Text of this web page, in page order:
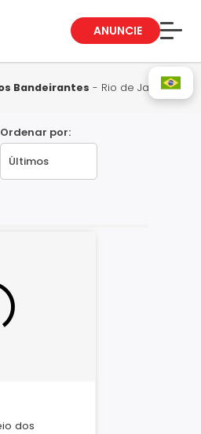
ANUNCIE
Sobre Nós
Fale Conosco
Trabalhe Conosco
Bandeirantes - Rio de Janeiro
Ordenar por:
dos